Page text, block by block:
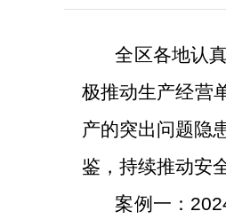
全区各地认
极推动生产经营
产的突出问题隐
鉴，持续推动安
案例一：